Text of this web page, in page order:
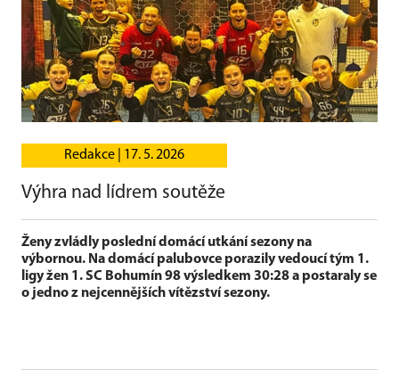
Redakce | 17. 5. 2026
Výhra nad lídrem soutěže
Ženy zvládly poslední domácí utkání sezony na
výbornou. Na domácí palubovce porazily vedoucí tým 1.
ligy žen 1. SC Bohumín 98 výsledkem 30:28 a postaraly se
o jedno z nejcennějších vítězství sezony.